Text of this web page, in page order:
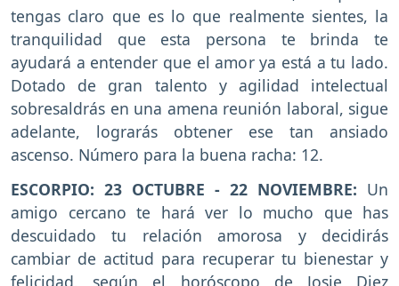
tengas claro que es lo que realmente sientes, la
tranquilidad que esta persona te brinda te
ayudará a entender que el amor ya está a tu lado.
Dotado de gran talento y agilidad intelectual
sobresaldrás en una amena reunión laboral, sigue
adelante, lograrás obtener ese tan ansiado
ascenso. Número para la buena racha: 12.
ESCORPIO: 23 OCTUBRE - 22 NOVIEMBRE: Un
amigo cercano te hará ver lo mucho que has
descuidado tu relación amorosa y decidirás
cambiar de actitud para recuperar tu bienestar y